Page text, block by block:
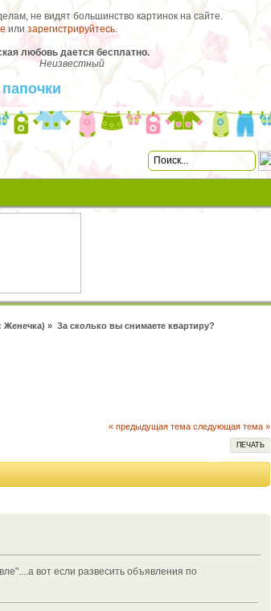
не видят большинство картинок на сайте.
илизарегистрируйтесь.
любовь дается бесплатно.
Неизвестный
папочки
Женечка) » За сколько вы снимаете квартиру?
« предыдущая тема следующая тема »
ПЕЧАТЬ
вот если развесить объявления по